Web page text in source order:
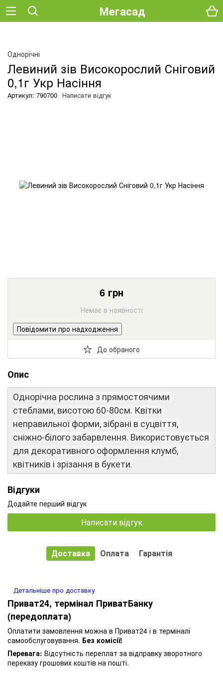
Мегасад
Однорічні
Левиний зів Високорослий Сніговий
0,1г Укр Насіння
Артикул: 790700 Написати відгук
6 грн
Немає в наявності
Повідомити про надходження
До обраного
Опис
Однорічна рослина з прямостоячими
стеблами, висотою 60-80см. Квітки
неправильної форми, зібрані в суцвіття,
сніжно-білого забарвлення. Використовується
для декоративного оформлення клумб,
квітників і зрізання в букети.
Відгуки
Додайте перший відгук
Написати відгук
Доставка Оплата Гарантія
Детальніше про доставку
Приват24, термінал ПриватБанку
(передоплата)
Оплатити замовлення можна в Приват24 і в терміналі
самообслуговування. Без комісії!
Перевага: Відсутність переплат за відправку зворотного
переказу грошових коштів на пошті.